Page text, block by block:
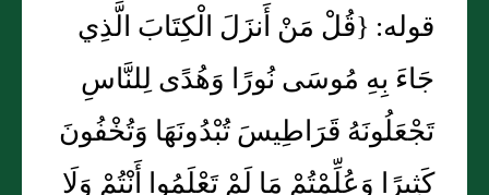
قوله‏:‏ ‏{‏قُلْ مَنْ أَنزَلَ الْكِتَابَ الَّذِي
جَاءَ بِهِ مُوسَى نُورًا وَهُدًى لِلنَّاسِ
تَجْعَلُونَهُ قَرَاطِيسَ تُبْدُونَهَا وَتُخْفُونَ